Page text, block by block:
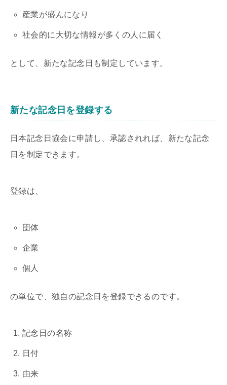
産業が盛んになり
社会的に大切な情報が多くの人に届く
として、新たな記念日も制定しています。
新たな記念日を登録する
日本記念日協会に申請し、承認されれば、新たな記念
日を制定できます。
登録は、
団体
企業
個人
の単位で、独自の記念日を登録できるのです。
記念日の名称
日付
由来